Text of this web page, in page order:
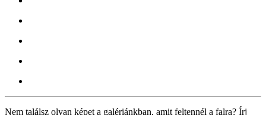
Nem találsz olyan képet a galériánkban, amit feltennél a falra? Írj